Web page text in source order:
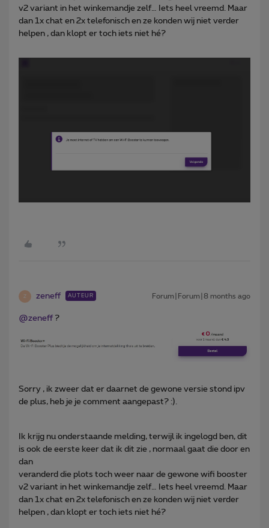
v2 variant in het winkemandje zelf… Iets heel vreemd. Maar
dan 1x chat en 2x telefonisch en ze konden wij niet verder
helpen , dan klopt er toch iets niet hé?
Z zeneff AUTEUR Forum|Forum|8 months ago
@zeneff ?
Sorry , ik zweer dat er daarnet de gewone versie stond ipv
de plus, heb je je comment aangepast? :).
Ik krijg nu onderstaande melding, terwijl ik ingelogd ben, dit
is ook de eerste keer dat ik dit zie , normaal gaat die door en
dan
veranderd die plots toch weer naar de gewone wifi booster
v2 variant in het winkemandje zelf… Iets heel vreemd. Maar
dan 1x chat en 2x telefonisch en ze konden wij niet verder
helpen , dan klopt er toch iets niet hé?